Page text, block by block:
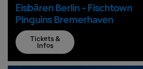
Eisbären Berlin - Fischtown
Pinguins Bremerhaven
Tickets &
Infos